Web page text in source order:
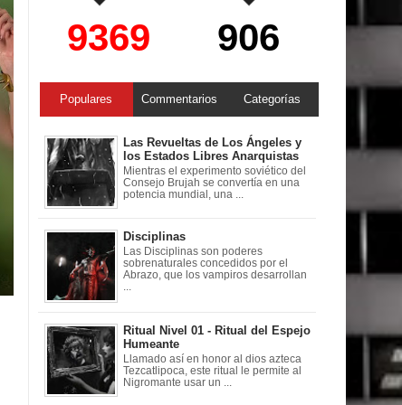
9369 906
Populares Commentarios Categorías
Las Revueltas de Los Ángeles y
los Estados Libres Anarquistas
Mientras el experimento soviético del
Consejo Brujah se convertía en una
potencia mundial, una ...
Disciplinas
Las Disciplinas son poderes
sobrenaturales concedidos por el
Abrazo, que los vampiros desarrollan
Ritual Nivel 01 - Ritual del Espejo
Humeante
Llamado así en honor al dios azteca
Tezcatlipoca, este ritual le permite al
Nigromante usar un ...